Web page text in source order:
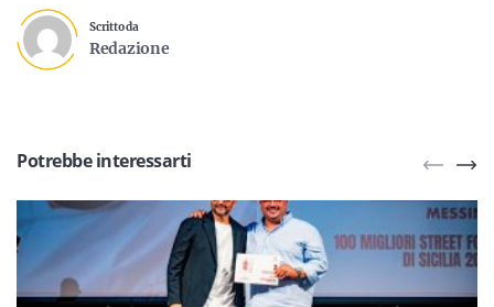
Scritto da
Redazione
Potrebbe interessarti